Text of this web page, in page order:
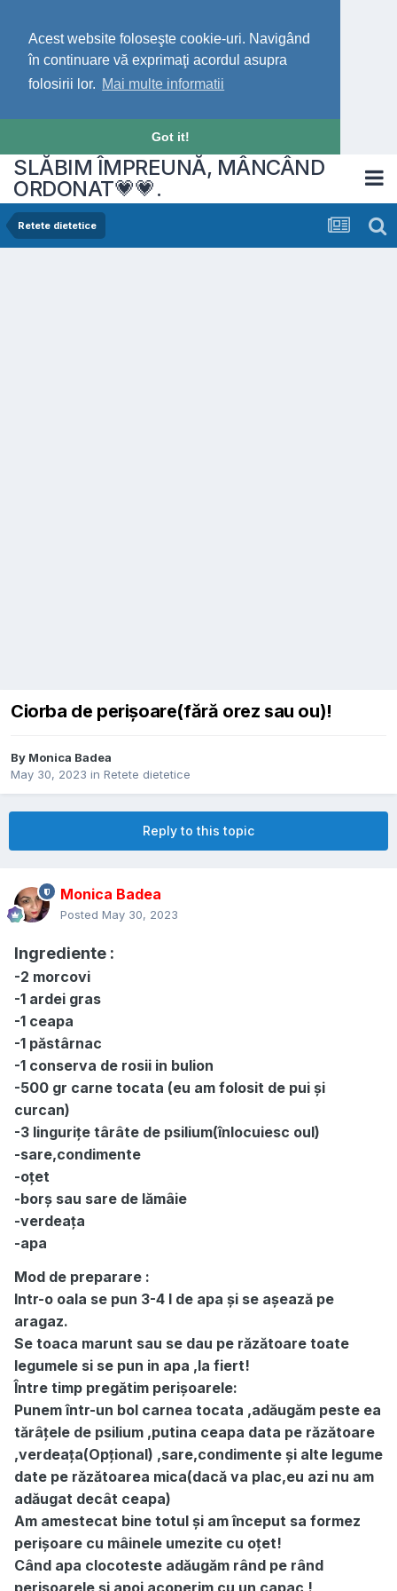
Acest website foloseşte cookie-uri. Navigând
în continuare vă exprimaţi acordul asupra
folosirii lor. Mai multe informatii
Got it!
SLĂBIM ÎMPREUNĂ, MÂNCÂND
ORDONAT💗💗.
Retete dietetice
Ciorba de perișoare(fără orez sau ou)!
By Monica Badea
May 30, 2023 in Retete dietetice
Reply to this topic
Monica Badea
Posted May 30, 2023
Ingrediente :
-2 morcovi
-1 ardei gras
-1 ceapa
-1 păstârnac
-1 conserva de rosii in bulion
-500 gr carne tocata (eu am folosit de pui și
curcan)
-3 lingurițe târâte de psilium(înlocuiesc oul)
-sare,condimente
-oțet
-borș sau sare de lămâie
-verdeața
-apa
Mod de preparare :
Intr-o oala se pun 3-4 l de apa și se așează pe
aragaz.
Se toaca marunt sau se dau pe răzătoare toate
legumele si se pun in apa ,la fiert!
Între timp pregătim perișoarele:
Punem într-un bol carnea tocata ,adăugăm peste ea
tărâțele de psilium ,putina ceapa data pe răzătoare
,verdeața(Opțional) ,sare,condimente și alte legume
date pe răzătoarea mica(dacă va plac,eu azi nu am
adăugat decât ceapa)
Am amestecat bine totul și am început sa formez
perișoare cu mâinele umezite cu oțet!
Când apa clocoteste adăugăm rând pe rând